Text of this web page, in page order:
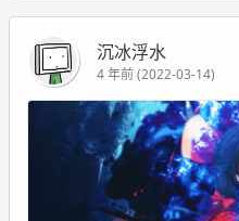
沉冰浮水
4 年前 (2022-03-14)